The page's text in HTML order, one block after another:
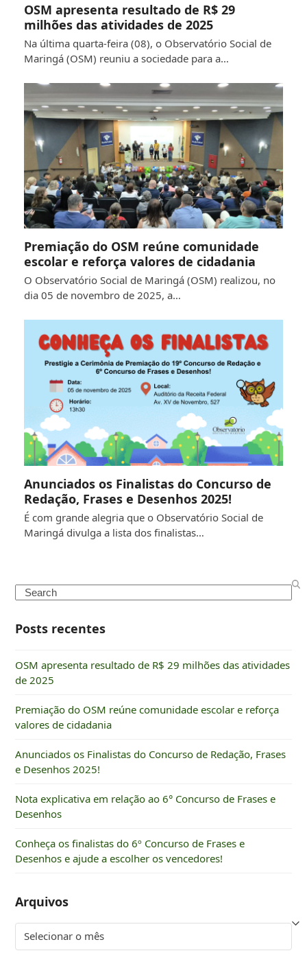
OSM apresenta resultado de R$ 29
milhões das atividades de 2025
Na última quarta-feira (08), o Observatório Social de
Maringá (OSM) reuniu a sociedade para a…
Premiação do OSM reúne comunidade
escolar e reforça valores de cidadania
O Observatório Social de Maringá (OSM) realizou, no
dia 05 de novembro de 2025, a…
Anunciados os Finalistas do Concurso de
Redação, Frases e Desenhos 2025!
É com grande alegria que o Observatório Social de
Maringá divulga a lista dos finalistas…
Search
Posts recentes
OSM apresenta resultado de R$ 29 milhões das atividades
de 2025
Premiação do OSM reúne comunidade escolar e reforça
valores de cidadania
Anunciados os Finalistas do Concurso de Redação, Frases
e Desenhos 2025!
Nota explicativa em relação ao 6° Concurso de Frases e
Desenhos
Conheça os finalistas do 6º Concurso de Frases e
Desenhos e ajude a escolher os vencedores!
Arquivos
Arquivos